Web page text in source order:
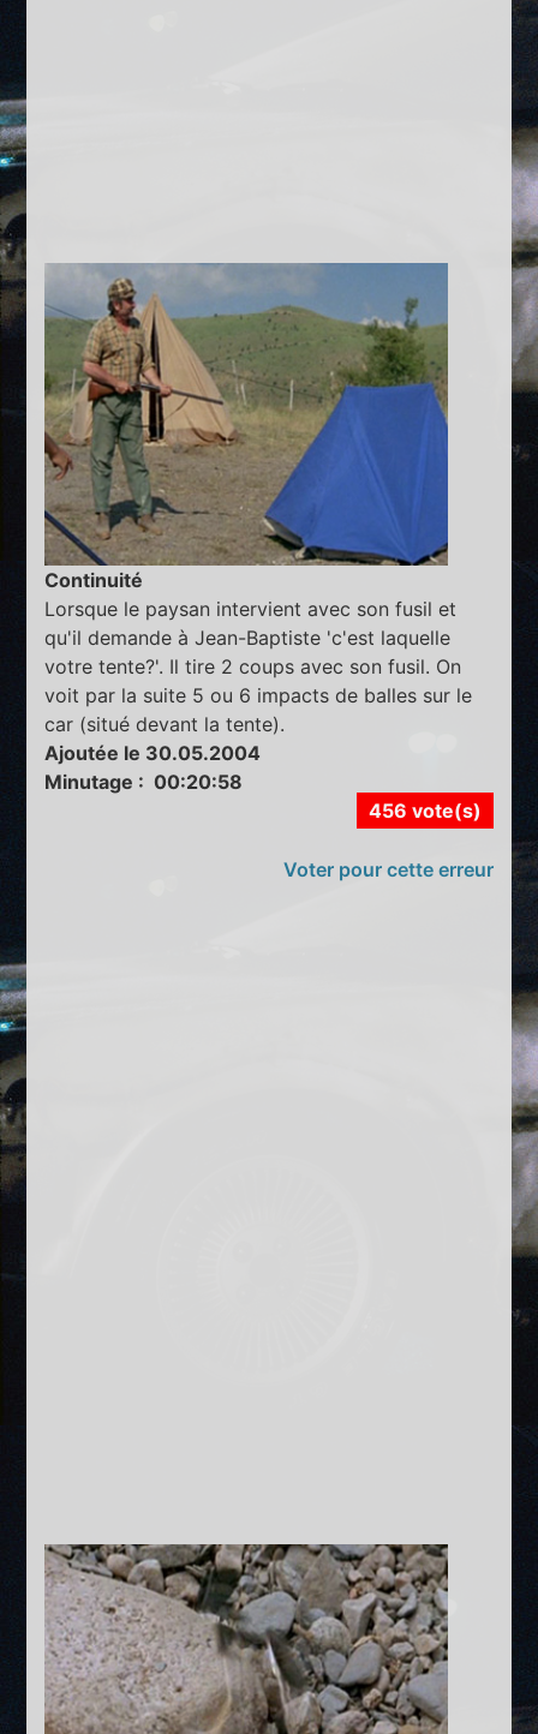
Continuité
Lorsque le paysan intervient avec son fusil et
qu'il demande à Jean-Baptiste 'c'est laquelle
votre tente?'. Il tire 2 coups avec son fusil. On
voit par la suite 5 ou 6 impacts de balles sur le
car (situé devant la tente).
Ajoutée le 30.05.2004
Minutage : 00:20:58
456 vote(s)
Voter pour cette erreur